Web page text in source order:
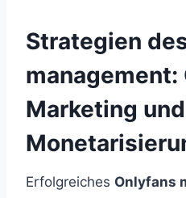
Strategien
management:
Marketing und
Erfolgreiches Onlyfans